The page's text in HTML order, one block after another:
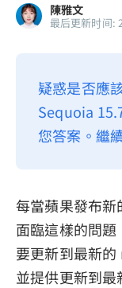
隱私權政策
服務條款
陳雅文
最后更新时间:
疑惑是否應
Sequoia
您答案。繼
每當蘋果發布新
面臨這樣的問
要更新到最新的
並提供更新到